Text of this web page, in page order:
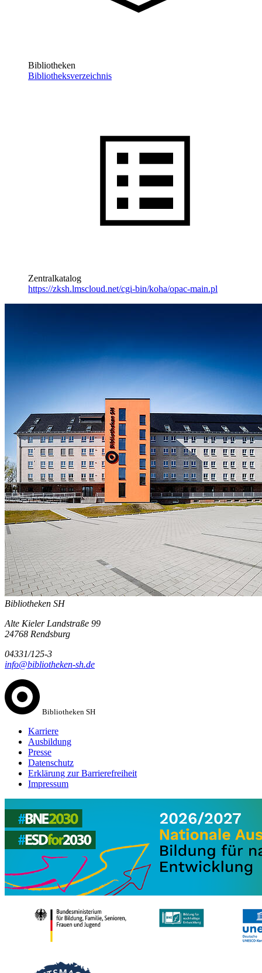
Bibliotheken
Bibliotheksverzeichnis
Zentralkatalog
https://zksh.lmscloud.net/cgi-bin/koha/opac-main.pl
Bibliotheken SH
Alte Kieler Landstraße 99
24768 Rendsburg
04331/125-3
info@bibliotheken-sh.de
Bibliotheken SH
Karriere
Ausbildung
Presse
Datenschutz
Erklärung zur Barrierefreiheit
Impressum